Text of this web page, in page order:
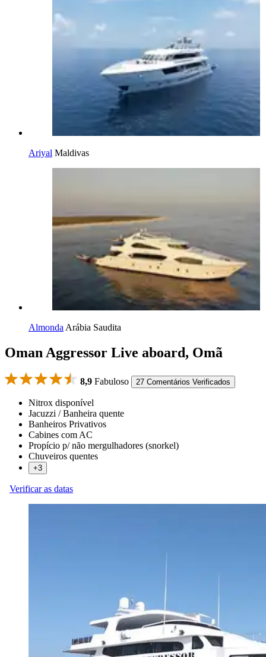
Ariyal Maldivas
Almonda Arábia Saudita
Oman Aggressor Live aboard, Omã
8,9 Fabuloso 27 Comentários Verificados
Nitrox disponível
Jacuzzi / Banheira quente
Banheiros Privativos
Cabines com AC
Propício p/ não mergulhadores (snorkel)
Chuveiros quentes
+3
Verificar as datas